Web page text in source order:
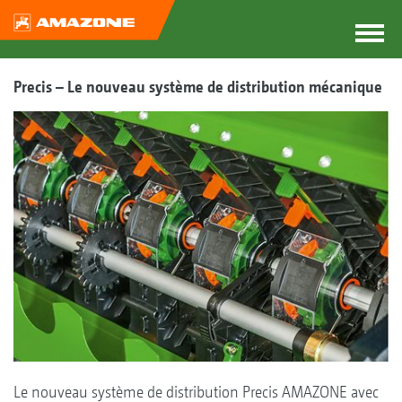
Precis – Le nouveau système de distribution mécanique
Le nouveau système de distribution Precis AMAZONE avec